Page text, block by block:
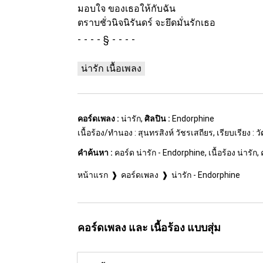
มอบใจ ของเธอให้กับฉัน
ตราบชั่วนิจนิรันดร์ จะยึดมั่นรักเธอ
§
น่ารัก เนื้อเพลง
คอร์ดเพลง : น่ารัก, ศิลปิน : Endorphine
เนื้อร้อง/ทำนอง : สุนทรสิงห์ วัชรเสถียร, เรียบเรียง :
คำค้นหา : คอร์ด น่ารัก - Endorphine, เนื้อร้อง น่ารัก
หน้าแรก คอร์ดเพลง น่ารัก - Endorphine
คอร์ดเพลง และ เนื้อร้อง แบบสุ่ม